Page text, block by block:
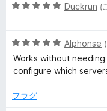
中
評
価
5
中
5
の
価
Duckrun
5
段
階
5
Alphonse
Works without
configure which
フラグ